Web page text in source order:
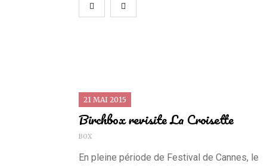
21 MAI 2015
Birchbox revisite La Croisette
BOX
En pleine période de Festival de Cannes, le